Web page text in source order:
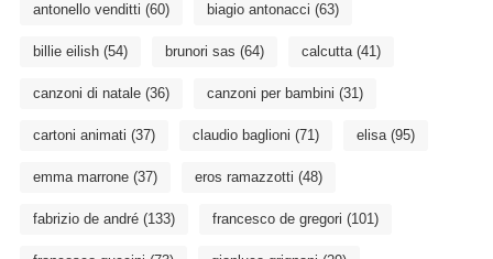
antonello venditti (60) biagio antonacci (63)
billie eilish(54) brunori sas (64) calcutta(41)
canzoni di natale(36) canzoni per bambini (31)
cartoni animati (37) claudio baglioni (71) elisa(95)
emma marrone(37) eros ramazzotti (48)
fabrizio de andré(133) francesco de gregori (101)